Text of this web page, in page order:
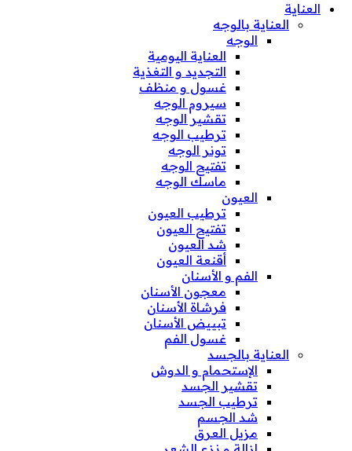
العناية
العناية بالوجه
الوجه
العناية اليومية
التجديد و التغذية
غسول و منظف
سيروم الوجه
تقشير الوجه
ترطيب الوجه
تونر الوجه
تفتيح الوجه
ماسك الوجه
العيون
ترطيب العيون
تفتيح العيون
شد العيون
أقنعة العيون
الفم و الأسنان
معجون الأسنان
فرشاة الأسنان
تبييض الأسنان
غسول الفم
العناية بالجسد
الإستحمام و الدوش
تقشير الجسد
ترطيب الجسد
شد الجسم
مزيل العرق